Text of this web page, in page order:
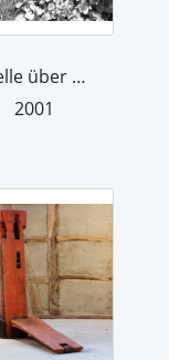
Welle über Land
2001